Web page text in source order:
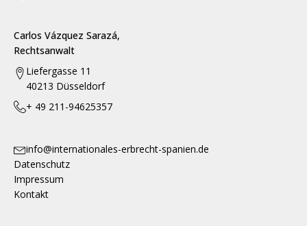
Carlos Vázquez Sarazá,
Rechtsanwalt
Liefergasse 11
40213 Düsseldorf
+ 49 211-94625357
info@internationales-erbrecht-spanien.de
Datenschutz
Impressum
Kontakt